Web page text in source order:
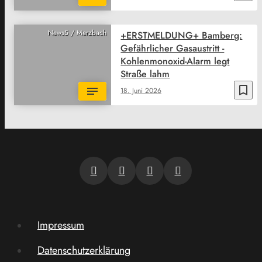
News5 / Merzbach
bookmark_border
18. Juni 2026
+ERSTMELDUNG+ Bamberg:
Gefährlicher Gasaustritt -
Kohlenmonoxid-Alarm legt
Straße lahm
Impressum
Datenschutzerklärung